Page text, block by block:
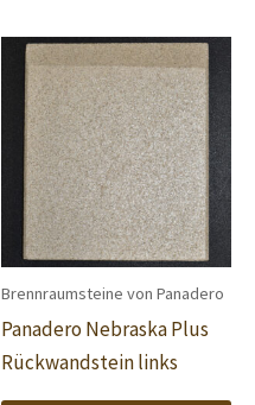
Brennraumsteine von Panadero
Panadero Nebraska Plus
Rückwandstein links